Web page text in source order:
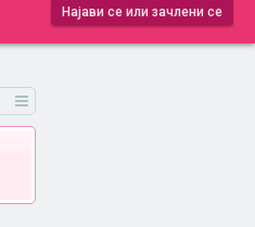
Најави се или зачлени се